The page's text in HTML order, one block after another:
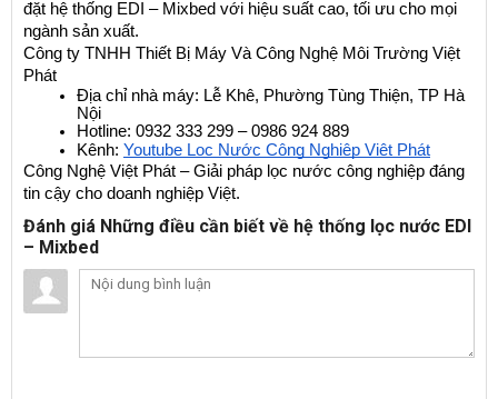
đặt hệ thống EDI – Mixbed với hiệu suất cao, tối ưu cho mọi
ngành sản xuất.
Công ty TNHH Thiết Bị Máy Và Công Nghệ Môi Trường Việt
Phát
Địa chỉ nhà máy: Lễ Khê, Phường Tùng Thiện, TP Hà
Nội
Hotline: 0932 333 299 – 0986 924 889
Kênh: Youtube Lọc Nước Công Nghiệp Việt Phát
Công Nghệ Việt Phát – Giải pháp lọc nước công nghiệp đáng
tin cậy cho doanh nghiệp Việt.
Đánh giá Những điều cần biết về hệ thống lọc nước EDI
– Mixbed